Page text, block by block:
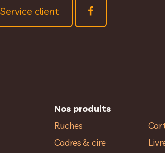
Service client
Nos produits
Ruches
Cadres & cire